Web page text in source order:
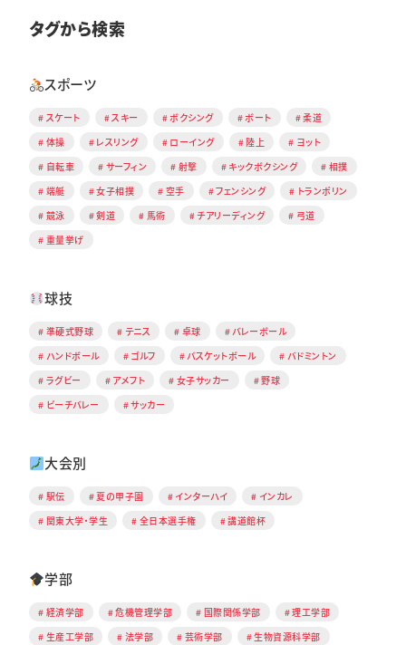
タグから検索
スポーツ
スケート スキー ボクシング ボート
柔道
体操
レスリング ローイング 陸上
ヨット
自転車
サーフィン 射撃 キックボクシング
相撲
端艇
女子相撲 空手 フェンシング
トランポリン
競泳
剣道 馬術 チアリーディング
弓道
重量挙げ
球技
準硬式野球 テニス 卓球
バレーボール
ハンドボール
ゴルフ バスケットボール
バドミントン
ラグビー
アメフト 女子サッカー
野球
ビーチバレー
サッカー
大会別
駅伝 夏の甲子園 インターハイ
インカレ
関東大学・学生
全日本選手権 講道館杯
学部
経済学部 危機管理学部 国際関係学部
理工学部
生産工学部
法学部 芸術学部
生物資源科学部